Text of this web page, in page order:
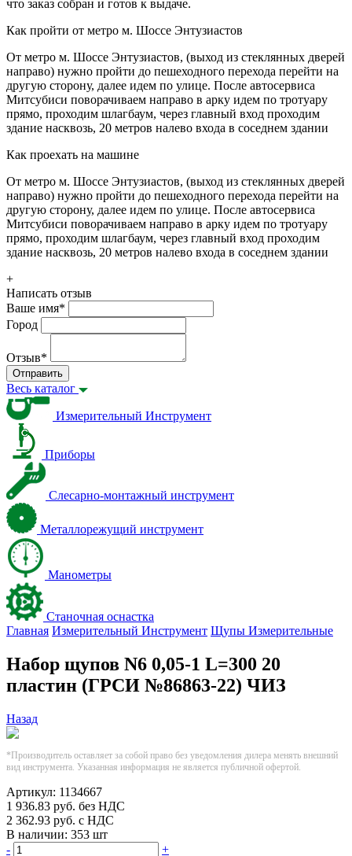
что заказ собран и готов к выдаче.
Как пройти от метро м. Шоссе Энтузиастов
От метро м. Шоссе Энтузиастов, (выход из стеклянных дверей
направо) нужно пройти до пешеходного перехода перейти на
другую сторону, далее идем по улице. После автосервиса
Митсубиси поворачиваем направо в арку идем по тротуару
прямо, проходим шлагбаум, через главный вход проходим
здание насквозь, 20 метров налево входа в соседнем здании
Как проехать на машине
От метро м. Шоссе Энтузиастов, (выход из стеклянных дверей
направо) нужно пройти до пешеходного перехода перейти на
другую сторону, далее идем по улице. После автосервиса
Митсубиси поворачиваем направо в арку идем по тротуару
прямо, проходим шлагбаум, через главный вход проходим
здание насквозь, 20 метров налево входа в соседнем здании
+
Написать отзыв
Ваше имя*
Город
Отзыв*
Отправить
Весь каталог
Измерительный Инструмент
Приборы
Слесарно-монтажный инструмент
Металлорежущий инструмент
Манометры
Станочная оснастка
Главная Измерительный Инструмент Щупы Измерительные
Набор щупов N6 0,05-1 L=300 20
пластин (ГРСИ №86863-22) ЧИЗ
Назад
*Производитель оставляет за собой право без уведомления дилера менять внешний
вид инструмента. Указанная информация не является публичной офертой.
Артикул: 1134667
1 936.83 руб. без НДС
2 362.93 руб. с НДС
В наличии: 353 шт
-
+